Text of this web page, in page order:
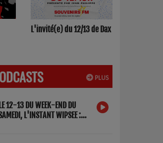
L'invité(e) du 12/13 de Dax
PLUS
12-13 DU WEEK-END DU
L'INSTANT WIPSEE :